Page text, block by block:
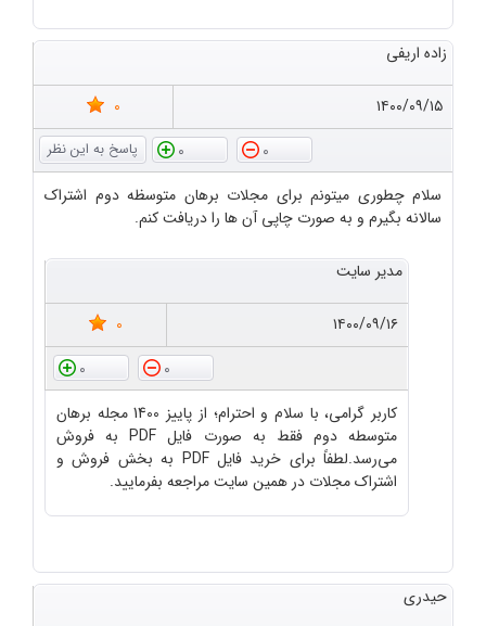
زاده اریفی
۱۴۰۰/۰۹/۱۵
0
0
0
سلام چطوری میتونم برای مجلات برهان متوسظه دوم اشتراک
سالانه بگیرم و به صورت چاپی آن ها را دریافت کنم.
مدیر سایت
۱۴۰۰/۰۹/۱۶
0
0
0
کاربر گرامی، با سلام و احترام؛ از پاییز 1400 مجله برهان
متوسطه دوم فقط به صورت فایل PDF به فروش
می‌رسد.لطفاً برای خرید فایل PDF به بخش فروش و
اشتراک مجلات در همین سایت مراجعه بفرمایید.
حیدری